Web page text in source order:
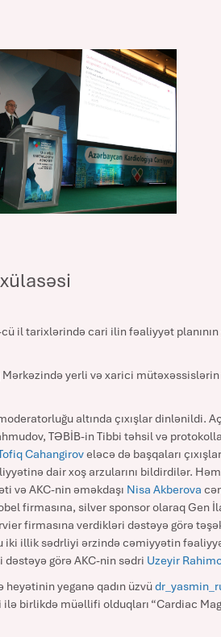
il tarixlərində cari ilin fəaliyyət
yerli və xarici
altında çıxışlar dinlənildi.
TƏBİB-in Tibbi təhsil və
Cahangiroveləcə də başqaları
dair xoş arzularını bildirdilər.
və AKC-nin əməkdaşı Nisa Akberova
firmasına, silver sponsor olaraq Gen
firmasına verdikləri dəstəyə görə
iki illik sədrliyi ərzində cəmiyyətin
görə AKC-nin sədri Uzeyir
yeganə qadın üzvü
birlikdə müəllifi olduqları “Cardiac